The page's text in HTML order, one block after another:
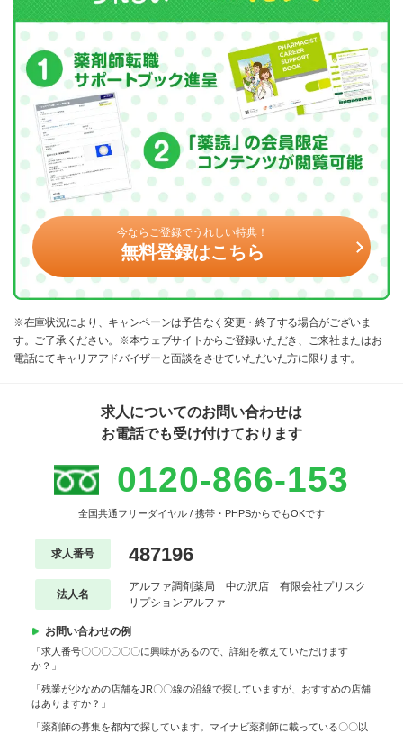
今ならご登録でうれしい特典！
無料登録はこちら
※在庫状況により、キャンペーンは予告なく変更・終了する場合がございま
す。ご了承ください。※本ウェブサイトからご登録いただき、ご来社またはお
電話にてキャリアアドバイザーと面談をさせていただいた方に限ります。
求人についてのお問い合わせは
お電話でも受け付けております
0120-866-153
全国共通フリーダイヤル / 携帯・PHPSからでもOKです
求人番号 487196
法人名
アルファ調剤薬局 中の沢店 有限会社プリスク
リプションアルファ
お問い合わせの例
「求人番号〇〇〇〇〇〇に興味があるので、詳細を教えていただけます
か？」
「残業が少なめの店舗をJR〇〇線の沿線で探していますが、おすすめの店舗
はありますか？」
「薬剤師の募集を都内で探しています。マイナビ薬剤師に載っている〇〇以